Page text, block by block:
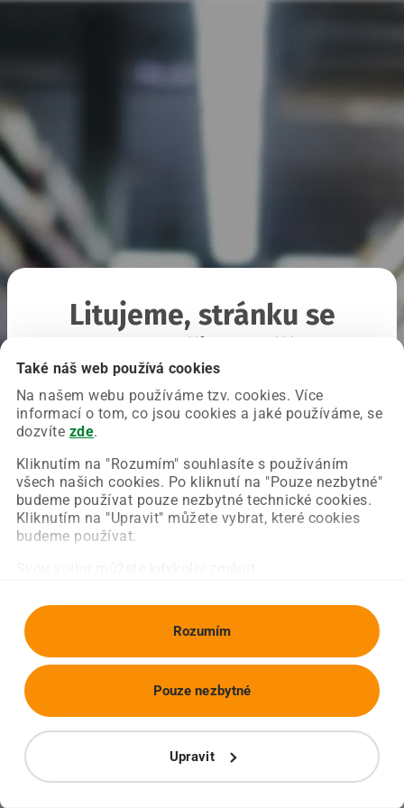
Také náš web používá cookies
Na našem webu používáme tzv. cookies. Více
informací o tom, co jsou cookies a jaké používáme, se
dozvíte zde.
Kliknutím na "Rozumím" souhlasíte s používáním
všech našich cookies. Po kliknutí na "Pouze nezbytné"
budeme používat pouze nezbytné technické cookies.
Kliknutím na "Upravit" můžete vybrat, které cookies
budeme používat.
Rozumím
Upravit
Pouze nezbytné
Litujeme, stránku se
Chyba nastala na naší straně a už ji opravujeme.
Zkuste prosím znovu načíst požadovanou stránku.
Obnovit stránku Úvodní strana